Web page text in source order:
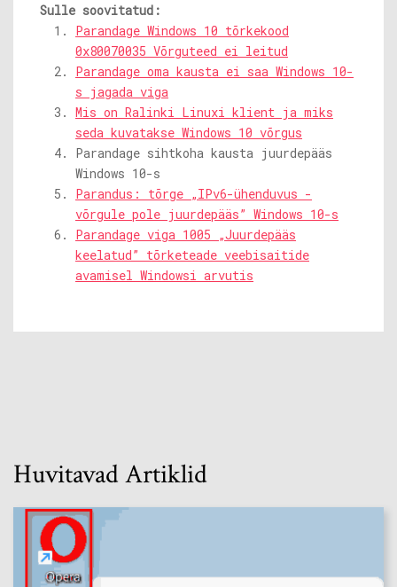
Sulle soovitatud:
Parandage Windows 10 tõrkekood
0x80070035 Võrguteed ei leitud
Parandage oma kausta ei saa Windows 10-
s jagada viga
Mis on Ralinki Linuxi klient ja miks
seda kuvatakse Windows 10 võrgus
Parandage sihtkoha kausta juurdepääs
Windows 10-s
Parandus: tõrge „IPv6-ühenduvus -
võrgule pole juurdepääs” Windows 10-s
Parandage viga 1005 „Juurdepääs
keelatud” tõrketeade veebisaitide
avamisel Windowsi arvutis
Huvitavad Artiklid